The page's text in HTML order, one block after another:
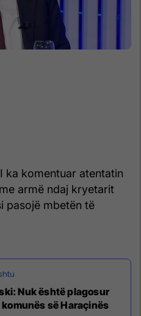
ka komentuar atentatin
armë ndaj kryetarit
pasojë mbetën të
Nuk është plagosur
së Haraçinës